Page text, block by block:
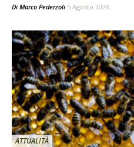
Di Marco Pederzoli 5 Agosto 2026
ATTUALITÀ